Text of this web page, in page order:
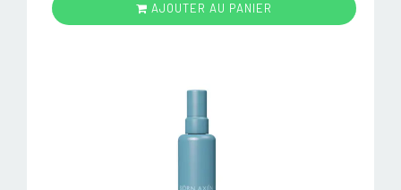
AJOUTER AU PANIER